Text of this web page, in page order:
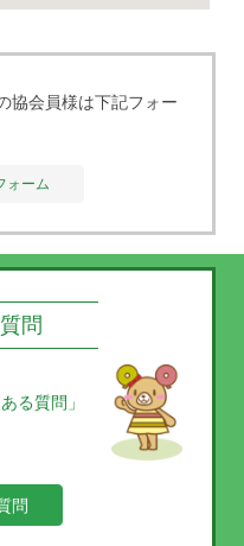
協会員様は下記フォー
ォーム
問
る質問」
問